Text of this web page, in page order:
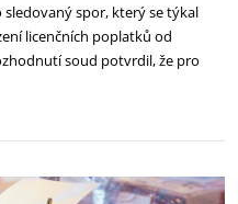
spor, který se týkal
licenčních poplatků od
soud potvrdil, že pro